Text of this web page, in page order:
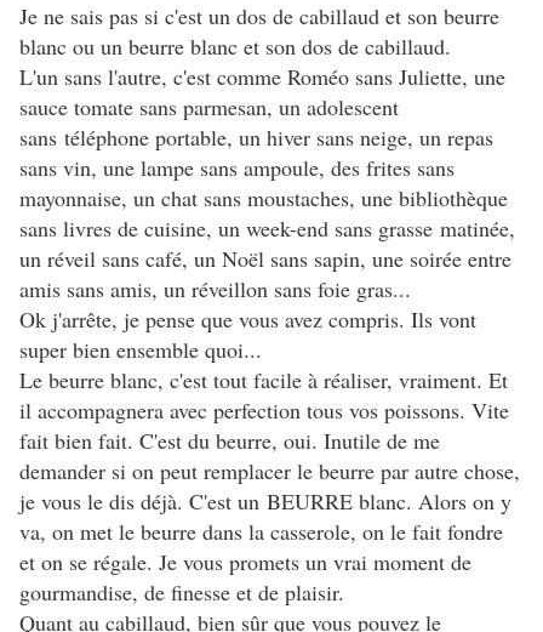
Je ne sais pas si c'est un dos de cabillaud et son beurre
blanc ou un beurre blanc et son dos de cabillaud.
L'un sans l'autre, c'est comme Roméo sans Juliette, une
sauce tomate sans parmesan, un adolescent
sans téléphone portable, un hiver sans neige, un repas
sans vin, une lampe sans ampoule, des frites sans
mayonnaise, un chat sans moustaches, une bibliothèque
sans livres de cuisine, un week-end sans grasse matinée,
un réveil sans café, un Noël sans sapin, une soirée entre
amis sans amis, un réveillon sans foie gras...
Ok j'arrête, je pense que vous avez compris. Ils vont
super bien ensemble quoi...
Le beurre blanc, c'est tout facile à réaliser, vraiment. Et
il accompagnera avec perfection tous vos poissons. Vite
fait bien fait. C'est du beurre, oui. Inutile de me
demander si on peut remplacer le beurre par autre chose,
je vous le dis déjà. C'est un BEURRE blanc. Alors on y
va, on met le beurre dans la casserole, on le fait fondre
et on se régale. Je vous promets un vrai moment de
gourmandise, de finesse et de plaisir.
Quant au cabillaud, bien sûr que vous pouvez le